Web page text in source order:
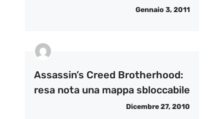
Gennaio 3, 2011
Assassin’s Creed Brotherhood:
resa nota una mappa sbloccabile
Dicembre 27, 2010